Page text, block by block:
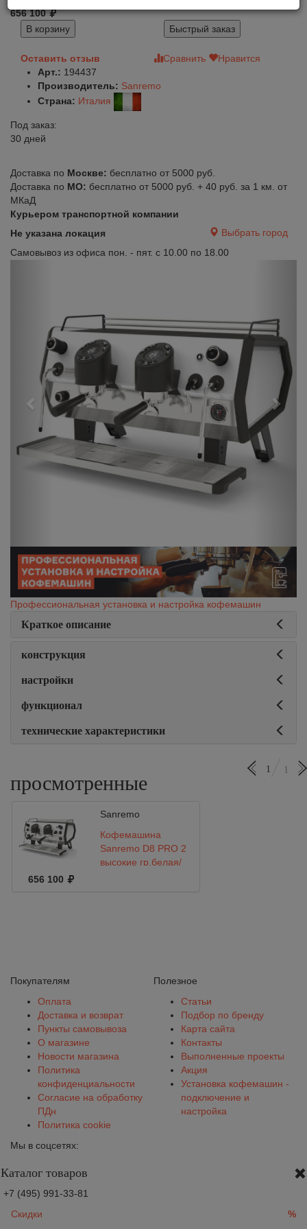
656 100
В корзину
Быстрый заказ
Оставить отзыв Сравнить
Нравится
Арт.: 194437
Производитель: Sanremo
Страна: Италия
Под заказ:
30 дней
Доставка по Москве: бесплатно от 5000 руб.
Доставка по МО: бесплатно от 5000 руб. + 40 руб. за 1 км. от
МКаД
Курьером транспортной компании
Не указана локация
Выбрать город
Самовывоз из офиса пон. - пят. с 10.00 по 18.00
Профессиональная установка и настройка кофемашин
Краткое описание
конструкция
настройки
функционал
технические характеристики
просмотренные
1 1
Sanremo
Кофемашина
Sanremo D8 PRO 2
высокие гр,белая/
656 100
Покупателям
Оплата
Доставка и возврат
Пункты самовывоза
О магазине
Новости магазина
Политика
конфиденциальности
Согласие на обработку
ПДн
Политика cookie
Полезное
Статьи
Подбор по бренду
Карта сайта
Контакты
Выполненные проекты
Акция
Установка кофемашин -
подключение и
настройка
Мы в соцсетях:
Каталог товаров
+7 (495) 991-33-81
Скидки
%